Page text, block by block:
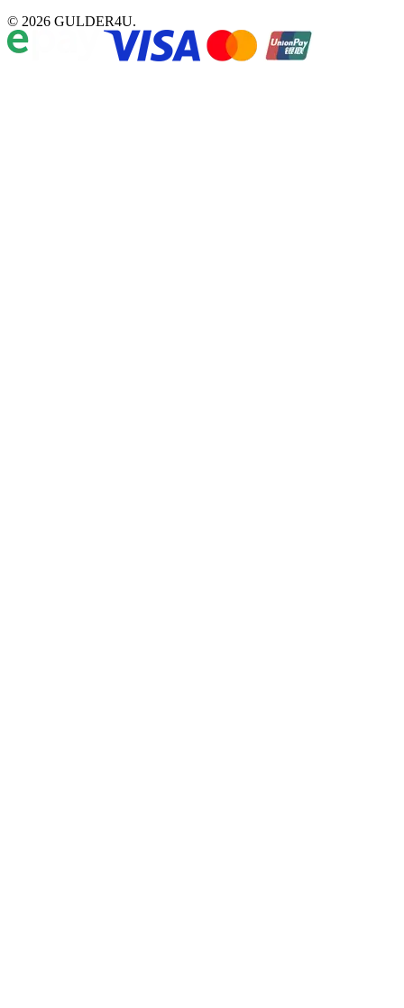
© 2026 GULDER4U.